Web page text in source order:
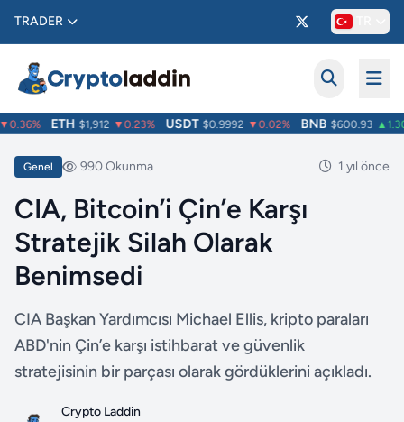
TRADER
ETH $1,912 ▼0.23% USDT $0.9992 ▼0.02% BNB $600.93
Genel 990 Okunma 1 yıl önce
CIA, Bitcoin’i Çin’e Karşı
Stratejik Silah Olarak
Benimsedi
CIA Başkan Yardımcısı Michael Ellis, kripto paraları
ABD'nin Çin’e karşı istihbarat ve güvenlik
stratejisinin bir parçası olarak gördüklerini açıkladı.
Crypto Laddin